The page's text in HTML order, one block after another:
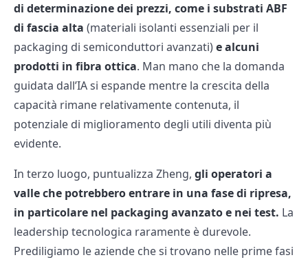
di determinazione dei prezzi, come i substrati ABF
di fascia alta (materiali isolanti essenziali per il
packaging di semiconduttori avanzati)e alcuni
prodotti in fibra ottica. Man mano che la domanda
guidata dall’IA si espande mentre la crescita della
capacità rimane relativamente contenuta, il
potenziale di miglioramento degli utili diventa più
evidente.
In terzo luogo, puntualizza Zheng, gli operatori a
valle che potrebbero entrare in una fase di ripresa,
in particolare nel packaging avanzato e nei test. La
leadership tecnologica raramente è durevole.
Prediligiamo le aziende che si trovano nelle prime fasi